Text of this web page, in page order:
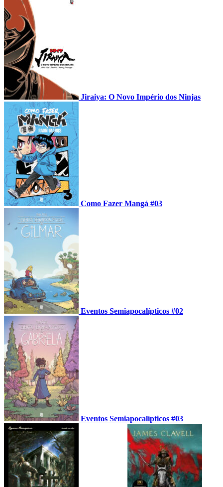
Jiraiya: O Novo Império dos Ninjas
Como Fazer Mangá #03
Eventos Semiapocalípticos #02
Eventos Semiapocalípticos #03